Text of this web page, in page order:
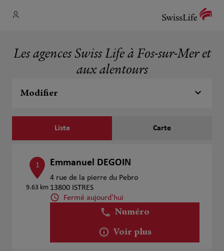
Les agences Swiss Life à Fos-sur-Mer et
aux alentours
Modifier
Liste Carte
1
9.63 km
Emmanuel DEGOIN
4 rue de la pierre du Pebro
13800 ISTRES
Fermé aujourd'hui
Numéro
Voir plus